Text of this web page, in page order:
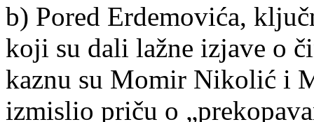
b) Pored Erdemovića,
koji su dali lažne izjave o
kaznu su Momir Nikolić i
izmislio priču o